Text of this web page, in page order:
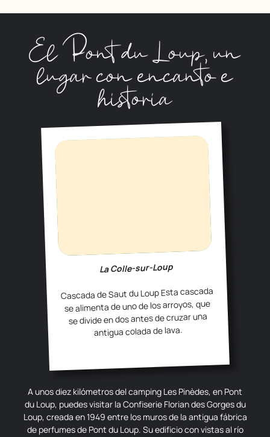
El Pont du Loup, un
lugar con encanto e
historia
La Colle-sur-Loup
Cascada de Saut du Loup Esta cascada
se alimenta de uno de los arroyos, que
se divide en dos antes de cruzar una
antigua colada de lava.
A unos diez kilómetros del camping Les Pinèdes, en Pont
du Loup, puedes visitar la Confiserie Florian des Gorges du
Loup, creada en 1949 entre los muros de la antigua fábrica
de perfumes de Pont du Loup. Su edificio con vistas al río